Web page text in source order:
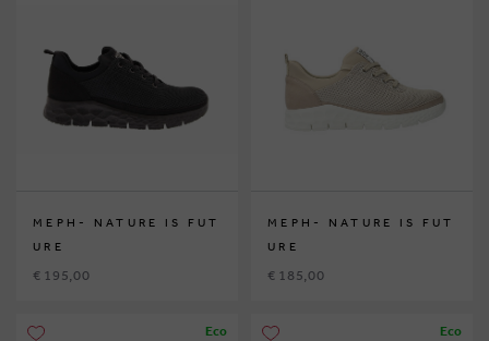
MEPH- NATURE IS FUT
URE
€ 195,00
MEPH- NATURE IS FUT
URE
€ 185,00
Eco Eco